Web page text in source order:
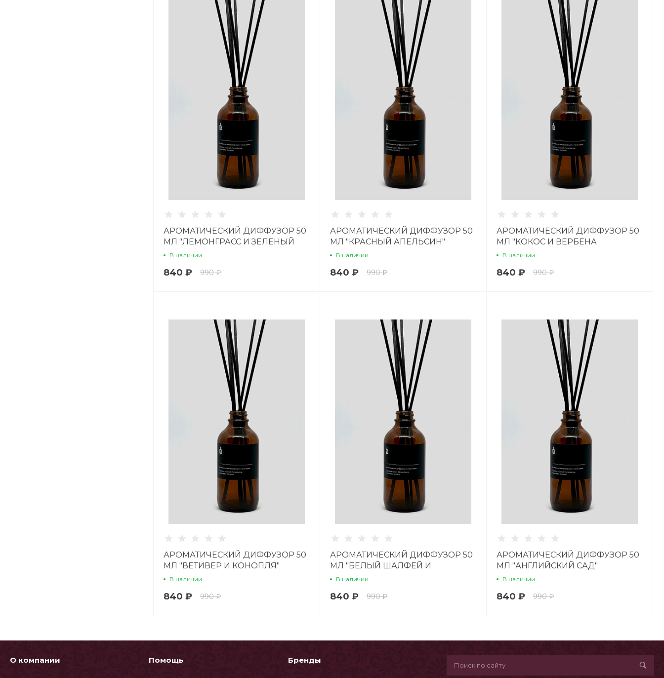
АРОМАТИЧЕСКИЙ ДИФФУЗОР 50
МЛ "ЛЕМОНГРАСС И ЗЕЛЕНЫЙ
ЧАЙ"
В наличии
840 ₽ 990 ₽
АРОМАТИЧЕСКИЙ ДИФФУЗОР 50
МЛ "КРАСНЫЙ АПЕЛЬСИН"
В наличии
840 ₽ 990 ₽
АРОМАТИЧЕСКИЙ ДИФФУЗОР 50
МЛ "КОКОС И ВЕРБЕНА
ЛИМОННАЯ"
В наличии
840 ₽ 990 ₽
АРОМАТИЧЕСКИЙ ДИФФУЗОР 50
МЛ "ВЕТИВЕР И КОНОПЛЯ"
В наличии
840 ₽ 990 ₽
АРОМАТИЧЕСКИЙ ДИФФУЗОР 50
МЛ "БЕЛЫЙ ШАЛФЕЙ И
ЛАВАНДА"
В наличии
840 ₽ 990 ₽
АРОМАТИЧЕСКИЙ ДИФФУЗОР 50
МЛ "АНГЛИЙСКИЙ САД"
В наличии
840 ₽ 990 ₽
О компании Помощь Бренды